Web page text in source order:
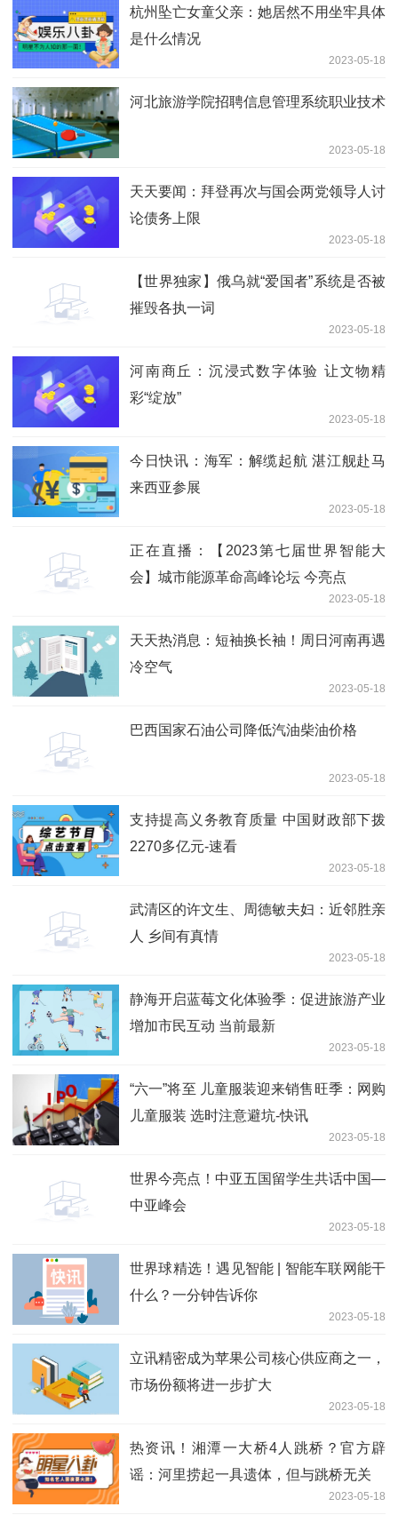
杭州坠亡女童父亲：她居然不用坐牢具体
是什么情况
2023-05-18
河北旅游学院招聘信息管理系统职业技术
2023-05-18
天天要闻：拜登再次与国会两党领导人讨
论债务上限
2023-05-18
【世界独家】俄乌就“爱国者”系统是否被
摧毁各执一词
2023-05-18
河南商丘：沉浸式数字体验 让文物精
彩“绽放”
2023-05-18
今日快讯：海军：解缆起航 湛江舰赴马
来西亚参展
2023-05-18
正在直播：【2023第七届世界智能大
会】城市能源革命高峰论坛 今亮点
2023-05-18
天天热消息：短袖换长袖！周日河南再遇
冷空气
2023-05-18
巴西国家石油公司降低汽油柴油价格
2023-05-18
支持提高义务教育质量 中国财政部下拨
2270多亿元-速看
2023-05-18
武清区的许文生、周德敏夫妇：近邻胜亲
人 乡间有真情
2023-05-18
静海开启蓝莓文化体验季：促进旅游产业
增加市民互动 当前最新
2023-05-18
“六一”将至 儿童服装迎来销售旺季：网购
儿童服装 选时注意避坑-快讯
2023-05-18
世界今亮点！中亚五国留学生共话中国—
中亚峰会
2023-05-18
世界球精选！遇见智能 | 智能车联网能干
什么？一分钟告诉你
2023-05-18
立讯精密成为苹果公司核心供应商之一，
市场份额将进一步扩大
2023-05-18
热资讯！湘潭一大桥4人跳桥？官方辟
谣：河里捞起一具遗体，但与跳桥无关
2023-05-18